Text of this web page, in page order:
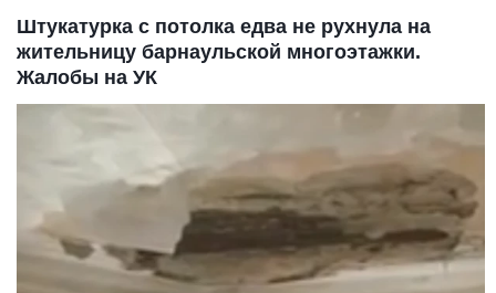
Штукатурка с потолка едва не рухнула на
жительницу барнаульской многоэтажки.
Жалобы на УК